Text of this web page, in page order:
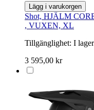
Lägg i varukorgen
Shot, HJÄLM
, VUXEN, XL
Tillgänglighet: I lager
3 595,00 kr